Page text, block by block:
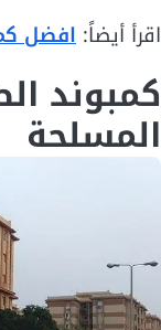
اقرأ أيضاً: افضل
كمبوند
المسلحة